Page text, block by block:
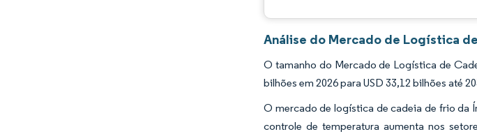
Análise do Mercado de Logística
O tamanho do Mercado de Logística de
bilhões em 2026 para USD 33,12 bilhões até
O mercado de logística de cadeia de frio da
controle de temperatura aumenta nos